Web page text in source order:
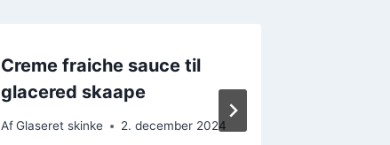
Creme fraiche sauce til
glacered skaape
Af Glaseret skinke 2. december 2024